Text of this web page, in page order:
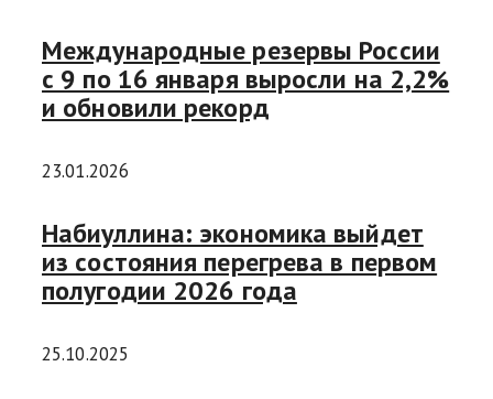
Международные резервы России
с 9 по 16 января выросли на 2,2%
и обновили рекорд
23.01.2026
Набиуллина: экономика выйдет
из состояния перегрева в первом
полугодии 2026 года
25.10.2025